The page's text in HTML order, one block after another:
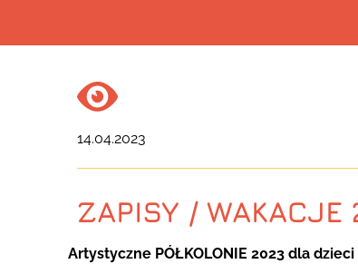
14.04.2023
ZAPISY / WAKACJE
Artystyczne PÓŁKOLONIE 2023 dla